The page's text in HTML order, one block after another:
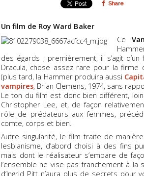
Share
Un film de Roy Ward Baker
Ce
des égards ; premièrement, il s’agit
Dracula, chose assez rare pour la firme
(plus tard, la Hammer produira aussi
vampires, Brian Clemens, 1974, sans
Le ton du film est donc bien différent,
Christopher Lee, et, de façon
rôle de prédateurs aux femmes,
comte, corps et bien.
Autre singularité, le film traite de
lesbianisme, d’abord choisi à des fins
mais dont le réalisateur s’empare de
l’ensemble ne vise pas franchement à la
d’Ingrid Pitt n’aura plus de secrets pour